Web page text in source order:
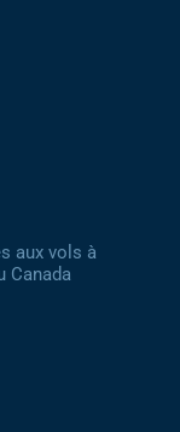
aux vols à
Canada